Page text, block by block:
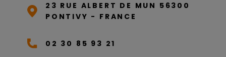
23 RUE ALBERT DE MUN 56300
PONTIVY - FRANCE
02 30 85 93 21